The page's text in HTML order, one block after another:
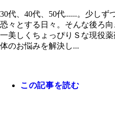
目がしっかり開い
30代、40代、50代......。少しず
恐々とする日々。そんな後ろ
一美しくちょっぴりＳな現役
体のお悩みを解決し...
この記事を読む